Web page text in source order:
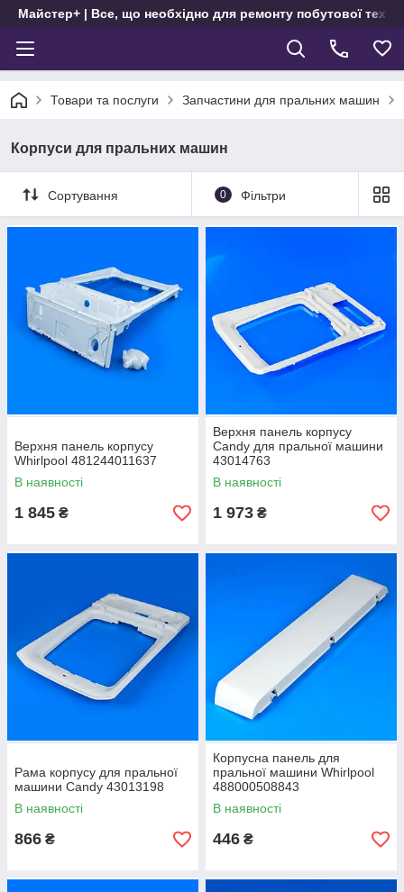
Майстер+ | Все, що необхідно для ремонту побутової
Товари та послуги Запчастини для пральних машин
Корпуси для пральних машин
Сортування 0 Фільтри
Верхня панель корпусу
Whirlpool 481244011637
В наявності
1 845 ₴
Верхня панель корпусу
Candy для пральної машини
43014763
В наявності
1 973 ₴
Рама корпусу для пральної
машини Candy 43013198
В наявності
866 ₴
Корпусна панель для
пральної машини Whirlpool
488000508843
В наявності
446 ₴